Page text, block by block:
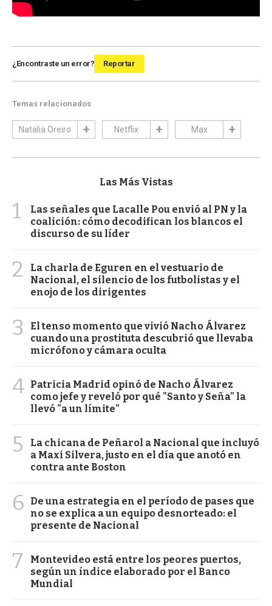
¿Encontraste un error? Reportar
Temas relacionados
Natalia Oreiro Netflix Max
Las Más Vistas
1
Las señales que Lacalle Pou envió al PN y la
coalición: cómo decodifican los blancos el
discurso de su líder
2
La charla de Eguren en el vestuario de
Nacional, el silencio de los futbolistas y el
enojo de los dirigentes
3
El tenso momento que vivió Nacho Álvarez
cuando una prostituta descubrió que llevaba
micrófono y cámara oculta
4 Patricia Madrid opinó de Nacho Álvarez
como jefe y reveló por qué "Santo y Seña" la
llevó "a un límite"
5
La chicana de Peñarol a Nacional que incluyó
a Maxi Silvera, justo en el día que anotó en
contra ante Boston
6
De una estrategia en el período de pases que
no se explica a un equipo desnorteado: el
presente de Nacional
7
Montevideo está entre los peores puertos,
según un índice elaborado por el Banco
Mundial